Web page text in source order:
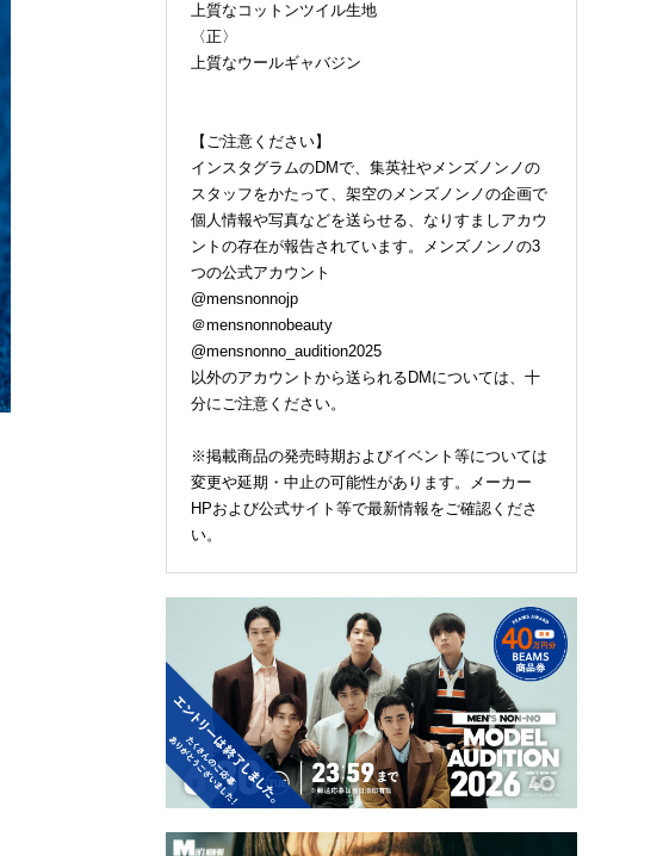
上質なコットンツイル生地
〈正〉
上質なウールギャバジン
【ご注意ください】
インスタグラムのDMで、集英社やメンズノンノの
スタッフをかたって、架空のメンズノンノの企画で
個人情報や写真などを送らせる、なりすましアカウ
ントの存在が報告されています。メンズノンノの3
つの公式アカウント
@mensnonnojp
＠mensnonnobeauty
@mensnonno_audition2025
以外のアカウントから送られるDMについては、十
分にご注意ください。
※掲載商品の発売時期およびイベント等については
変更や延期・中止の可能性があります。メーカー
HPおよび公式サイト等で最新情報をご確認くださ
い。